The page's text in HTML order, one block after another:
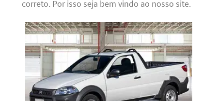
correto. Por isso seja bem vindo ao nosso site.